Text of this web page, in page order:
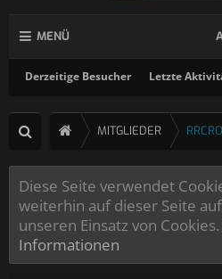
MENÜ
Derzeitige Besucher Letzte
MITGLIEDER
Diese Seite verwendet
weiterhin auf dieser Seite
unseren Einsatz von Cookies.
Informationen